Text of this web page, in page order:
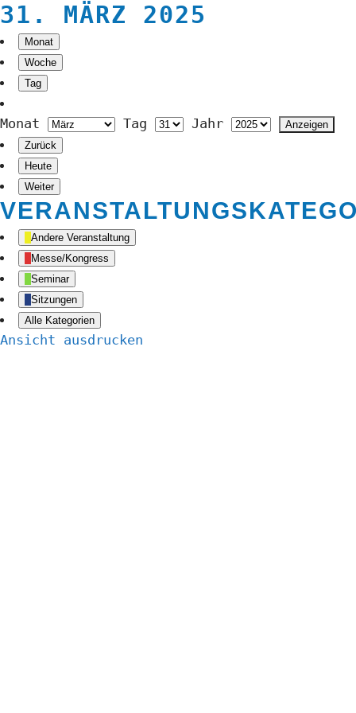
31. MÄRZ 2025
Monat
Woche
Tag
Monat Tag Jahr
Zurück
Heute
Weiter
Andere Veranstaltung
Messe/Kongress
Seminar
Sitzungen
Alle Kategorien
Ansicht ausdrucken